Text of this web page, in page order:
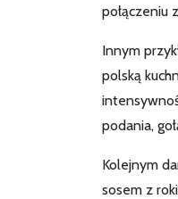
połączeniu
Innym
polską
podania,
Kolejnym
sosem z